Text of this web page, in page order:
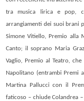
tra musica lirica e pop,
arrangiamenti dei suoi brani
Simone Vitiello, Premio alla
Canto; il soprano Maria
Vaglio, Premio al Teatro,
Napolitano (entrambi Premi
Martina Pallucci con il
faticoso – chiude Colandrea